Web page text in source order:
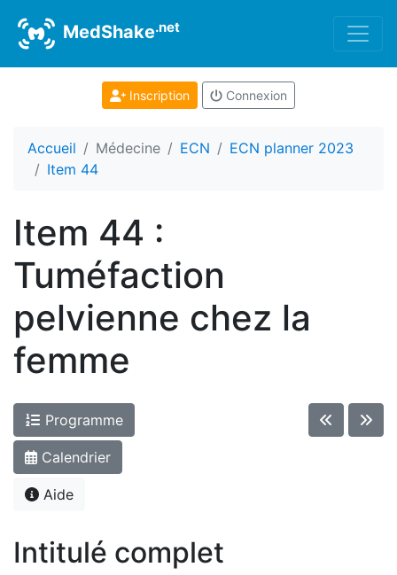
MedShake.net
Inscription Connexion
Accueil Médecine ECN
ECN planner 2023
Item 44
Item 44 :
Tuméfaction
pelvienne chez la
femme
Programme
Calendrier
Aide
Intitulé complet